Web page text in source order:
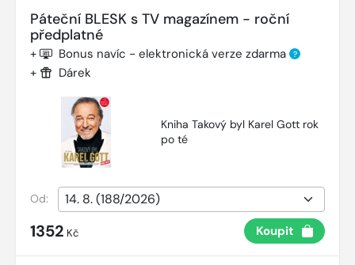
Páteční BLESK s TV magazínem - roční
předplatné
+ Bonus navíc - elektronická verze zdarma ?
+ Dárek
Kniha Takový byl Karel Gott rok
po té
Od:
1352 Kč Koupit